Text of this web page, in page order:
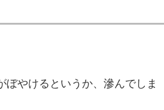
やけるというか、滲んでしま